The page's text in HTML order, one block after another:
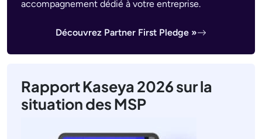
accompagnement dédié à votre entreprise.
Découvrez Partner First Pledge »
Rapport Kaseya 2026 sur la
situation des MSP